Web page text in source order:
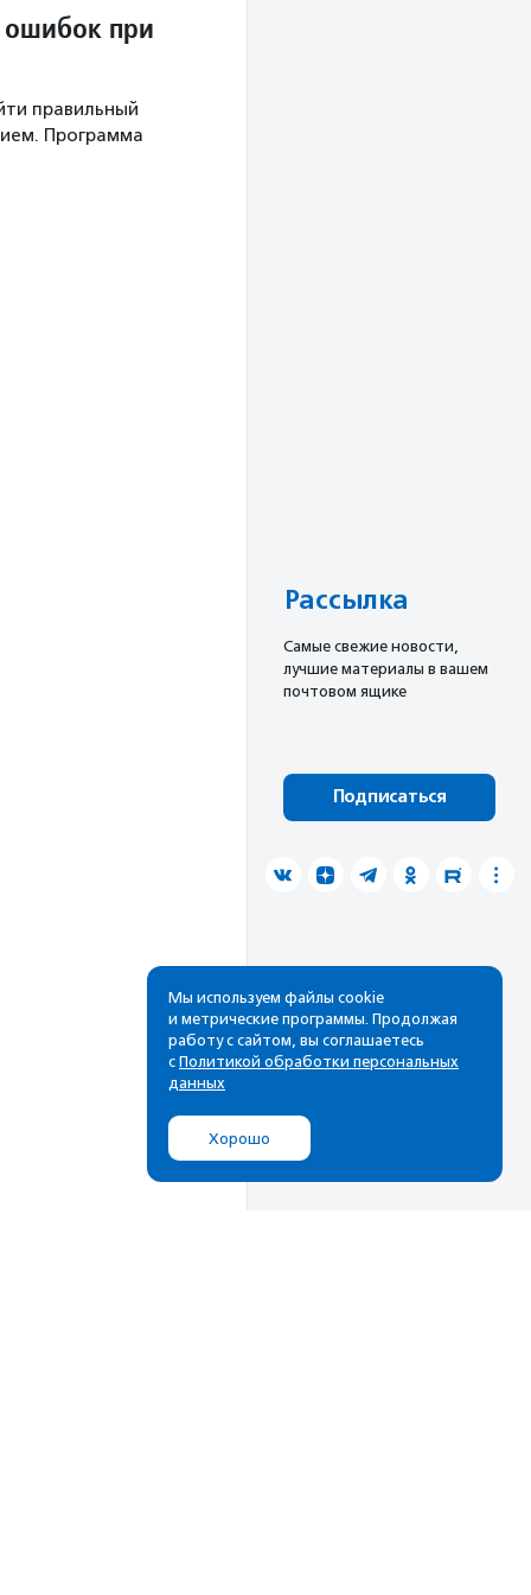
при
правильный
Программа
Рассылка
Cамые свежие новости,
лучшие материалы в вашем
почтовом ящике
Подписаться
Мы используем файлы cookie
и метрические программы. Продолжая
работу с сайтом, вы соглашаетесь
с Политикой обработки персональных
данных
Хорошо